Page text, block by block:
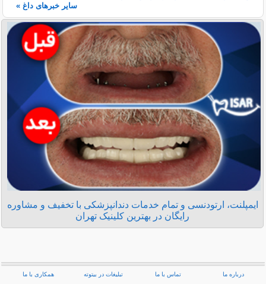
سایر خبرهای داغ »
ایمپلنت، ارتودنسی و تمام خدمات دندانپزشکی با تخفیف و مشاوره
رایگان در بهترین کلینیک تهران
درباره ما تماس با ما تبلیغات در بیتوته همکاری با ما